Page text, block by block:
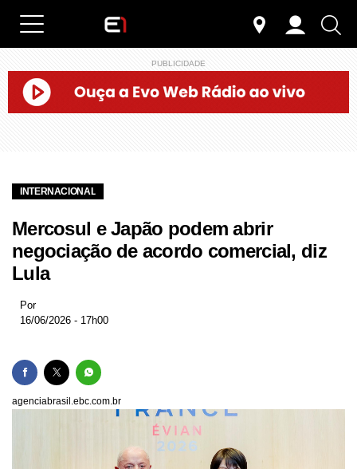
PUBLICIDADE
INTERNACIONAL
Mercosul e Japão podem abrir
negociação de acordo comercial, diz
Lula
Por
16/06/2026 - 17h00
agenciabrasil.ebc.com.br